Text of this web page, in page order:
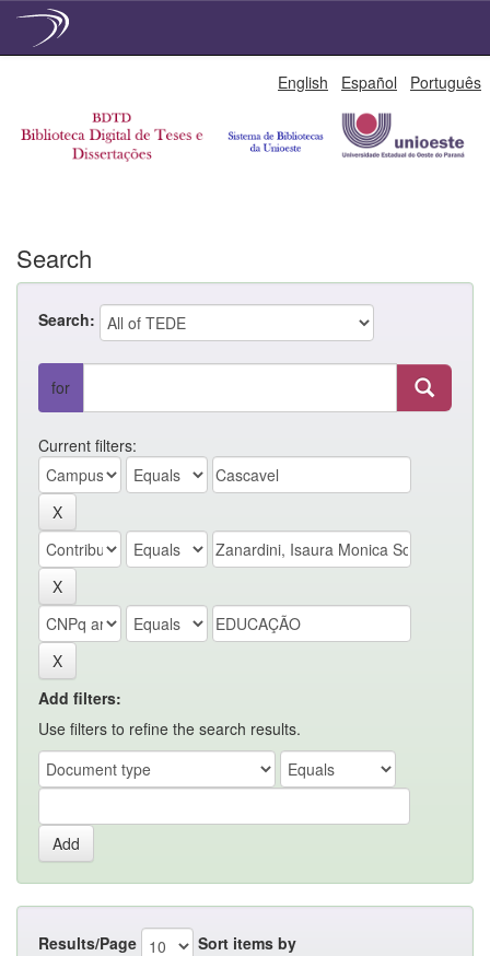
English Español Português
Search
Search:
for
Current filters:
Add filters:
Use filters to refine the search results.
Results/Page Sort items by